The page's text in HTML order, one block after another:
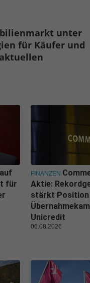
unter
für Käufer und
für
FINANZEN
Aktie:
stärkt Position
Unicredit
06.08.2026